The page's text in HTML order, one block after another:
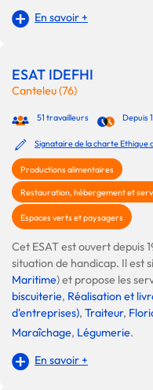
En savoir +
ESAT IDEFHI
Canteleu (76)
51 travailleurs Depuis
Signataire de la charte Ethique
Productions alimentaires
Restauration, hébergement et
Espaces verts et paysagers
Cet ESAT est ouvert depuis
situation de handicap. Il est
Maritime) et propose les
biscuiterie, Réalisation et
d'entreprises), Traiteur,
Maraîchage, Légumerie.
En savoir +